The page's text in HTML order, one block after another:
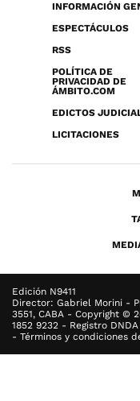
INFORMACIÓN
ESPECTÁCULOS
RSS
POLÍTICA DE
PRIVACIDAD DE
ÁMBITO.COM
EDICTOS
LICITACIONES
Edición N9411
Director: Gabriel Morini -
3551, CABA - Copyright ©
1852 9232 - Registro
- Términos y condiciones